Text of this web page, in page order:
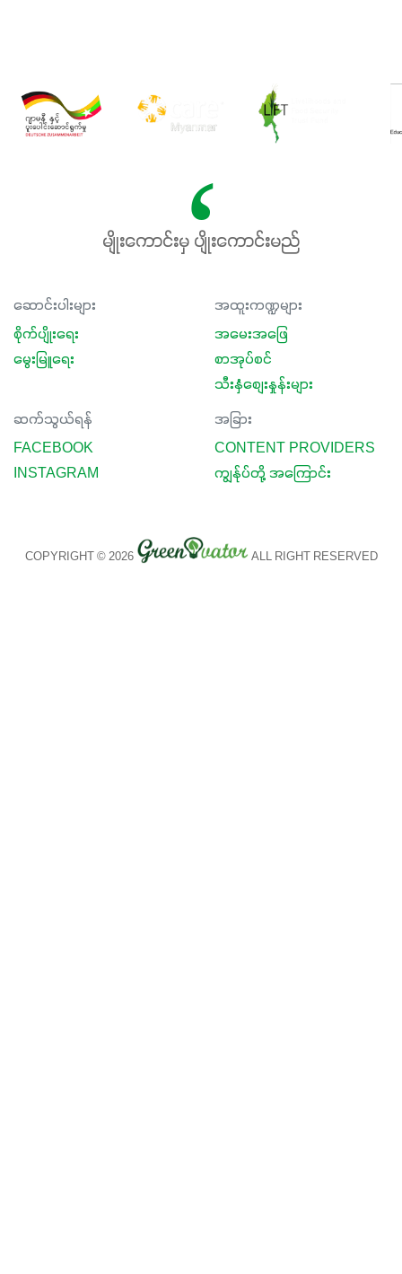
မျိုးကောင်းမှ ပျိုးကောင်းမည်
ဆောင်းပါးများ
စိုက်ပျိုးရေး
မွေးမြူရေး
အထူးကဏ္ဍများ
အမေးအဖြေ
စာအုပ်စင်
သီးနှံစျေးနှုန်းများ
ဆက်သွယ်ရန်
FACEBOOK
INSTAGRAM
အခြား
CONTENT PROVIDERS
ကျွန်ုပ်တို့ အကြောင်း
COPYRIGHT © 2026 ALL RIGHT RESERVED